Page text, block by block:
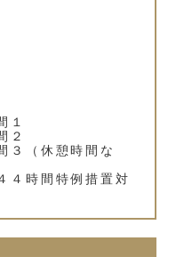
１
２
３（休憩時間な
４時間特例措置対